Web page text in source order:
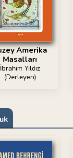
Amerika
Masalları
İbrahim Yıldız
(Derleyen)